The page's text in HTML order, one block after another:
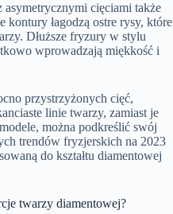
cięciami także
kontury łagodzą ostre rysy, które
Dłuższe fryzury w stylu
wprowadzają miękkość i
przystrzyżonych cięć,
linie twarzy, zamiast je
można podkreślić swój
trendów fryzjerskich na 2023
do kształtu diamentowej
twarzy diamentowej?